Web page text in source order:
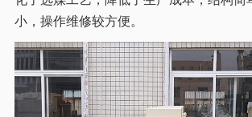
小，操作维修较方便。